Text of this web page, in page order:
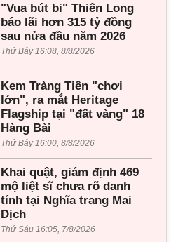
"Vua bút bi" Thiên Long
báo lãi hơn 315 tỷ đồng
sau nửa đầu năm 2026
Thứ Bảy 16:08, 8/8/2026
Kem Tràng Tiền "chơi
lớn", ra mắt Heritage
Flagship tại "đất vàng" 18
Hàng Bài
Thứ Bảy 16:00, 8/8/2026
Khai quật, giám định 469
mộ liệt sĩ chưa rõ danh
tính tại Nghĩa trang Mai
Dịch
Thứ Sáu 16:05, 7/8/2026